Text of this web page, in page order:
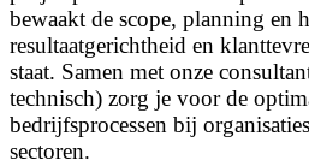
bewaakt de scope, planning en
resultaatgerichtheid en
staat. Samen met onze
technisch) zorg je voor de
bedrijfsprocessen bij
sectoren.